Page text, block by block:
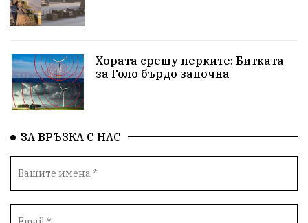
Хората срещу перките: Битката
за Голо бърдо започна
ЗА ВРЪЗКА С НАС